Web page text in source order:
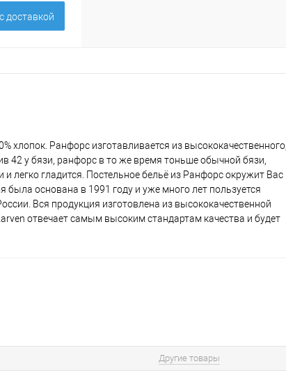
доставкой
хлопок. Ранфорс изготавливается из высококачественного,
42 у бязи, ранфорс в то же время тоньше обычной бязи,
легко гладится. Постельное бельё из Ранфорс окружит Вас
основана в 1991 году и уже много лет пользуется
Вся продукция изготовлена из высококачественной
отвечает самым высоким стандартам качества и будет
Другие товары